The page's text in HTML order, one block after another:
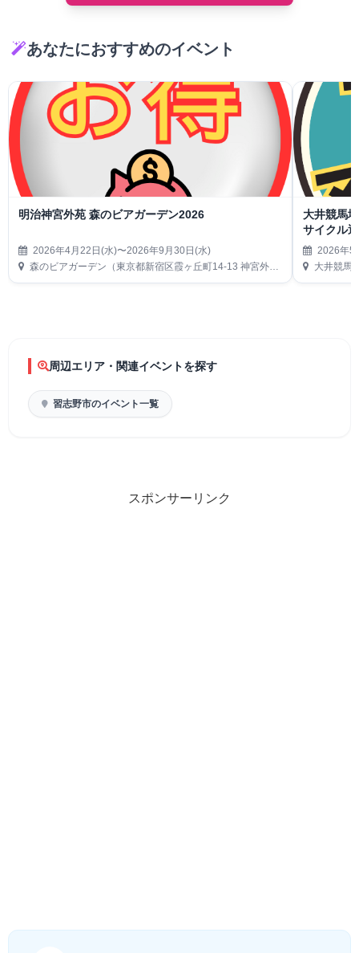
あなたにおすすめのイベント
明治神宮外苑 森のビアガーデン2026
2026年4月22日(水)〜2026年9月30日(水)
森のビアガーデン（東京都新宿区霞ヶ丘町14-13 神宮外苑にこにこパーク内）
大井競馬
サイクル
2026年5
大井競馬
周辺エリア・関連イベントを探す
習志野市のイベント一覧
スポンサーリンク